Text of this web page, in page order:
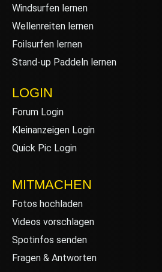
Windsurfen lernen
Wellenreiten lernen
Foilsurfen lernen
Stand-up Paddeln lernen
LOGIN
Forum Login
Kleinanzeigen Login
Quick Pic Login
MITMACHEN
Fotos hochladen
Videos vorschlagen
Spotinfos senden
Fragen & Antworten